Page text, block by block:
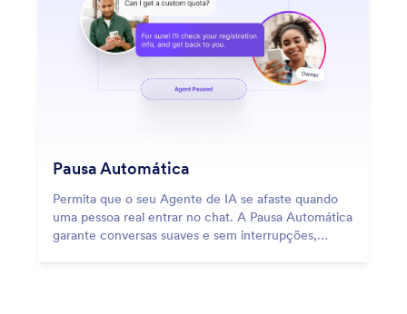
Pausa Automática
Permita que o seu Agente de IA se afaste quando
uma pessoa real entrar no chat. A Pausa Automática
garante conversas suaves e sem interrupções,